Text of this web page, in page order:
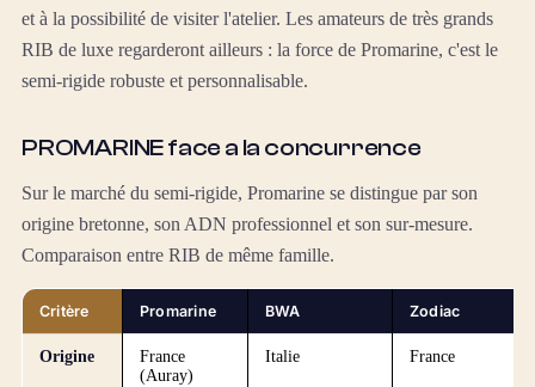
et à la possibilité de visiter l'atelier. Les amateurs de très grands
RIB de luxe regarderont ailleurs : la force de Promarine, c'est le
semi-rigide robuste et personnalisable.
PROMARINE face a la concurrence
Sur le marché du semi-rigide, Promarine se distingue par son
origine bretonne, son ADN professionnel et son sur-mesure.
Comparaison entre RIB de même famille.
Critère Promarine BWA Zodiac
Origine
France
(Auray)
Italie France